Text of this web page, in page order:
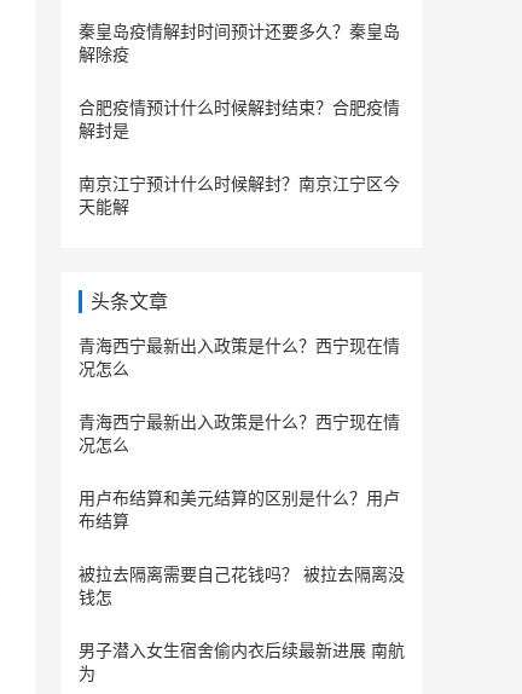
秦皇岛疫情解封时间预计还要多久？秦皇岛
解除疫
合肥疫情预计什么时候解封结束？合肥疫情
解封是
南京江宁预计什么时候解封？南京江宁区今
天能解
头条文章
青海西宁最新出入政策是什么？西宁现在情
况怎么
青海西宁最新出入政策是什么？西宁现在情
况怎么
用卢布结算和美元结算的区别是什么？用卢
布结算
被拉去隔离需要自己花钱吗？ 被拉去隔离没
钱怎
男子潜入女生宿舍偷内衣后续最新进展 南航
为